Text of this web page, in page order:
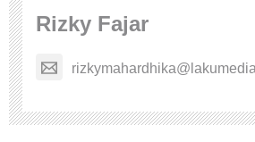
Rizky Fajar